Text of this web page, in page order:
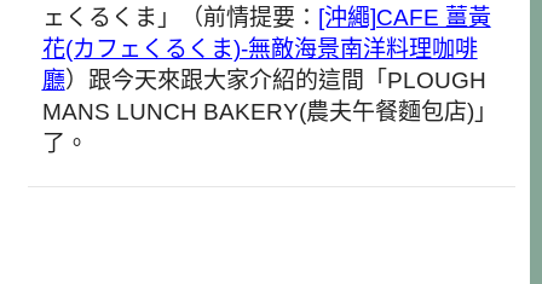
ェくるくま」（前情提要： [沖繩]CAFE 薑黃
花(カフェくるくま)-無敵海景南洋料理咖啡
廳）跟今天來跟大家介紹的這間「PLOUGH
MANS LUNCH BAKERY(農夫午餐麵包店)」
了。